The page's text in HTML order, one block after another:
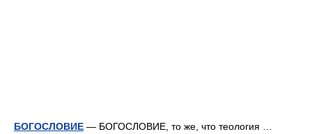
БОГОСЛОВИЕ — БОГОСЛОВИЕ, то же, что теология …